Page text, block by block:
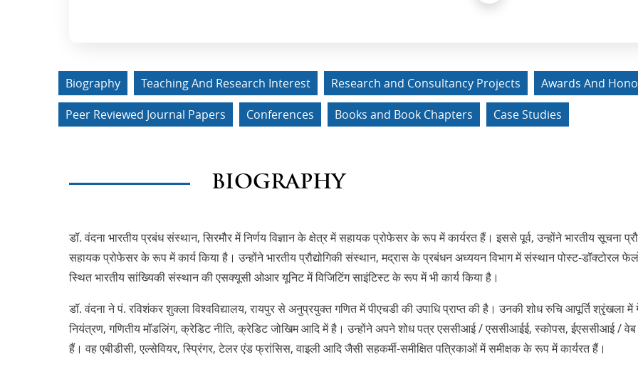
Biography Teaching And Research Interest Research and Consultancy Projects
Awards And
Peer Reviewed Journal Papers
Conferences Books and Book Chapters Case Studies
BIOGRAPHY
डॉ. वंदना भारतीय प्रबंध संस्थान, सिरमौर में निर्णय विज्ञान के क्षेत्र में सहायक प्रोफेसर के रूप में कार्यरत हैं। इससे पूर्व, उन्होंने भारतीय सूचना
सहायक प्रोफेसर के रूप में कार्य किया है। उन्होंने भारतीय प्रौद्योगिकी संस्थान, मद्रास के प्रबंधन अध्ययन विभाग में संस्थान पोस्ट-डॉक्टोरल
स्थित भारतीय सांख्यिकी संस्थान की एसक्यूसी ओआर यूनिट में विजिटिंग साइंटिस्ट के रूप में भी कार्य किया है।
डॉ. वंदना ने पं. रविशंकर शुक्ला विश्वविद्यालय, रायपुर से अनुप्रयुक्त गणित में पीएचडी की उपाधि प्राप्त की है। उनकी शोध रुचि आपूर्ति श्रृंखला
नियंत्रण, गणितीय मॉडलिंग, क्रेडिट नीति, क्रेडिट जोखिम आदि में है। उन्होंने अपने शोध पत्र एससीआई / एससीआईई, स्कोपस, ईएससीआई /
हैं। वह एबीडीसी, एल्सेवियर, स्प्रिंगर, टेलर एंड फ्रांसिस, वाइली आदि जैसी सहकर्मी-समीक्षित पत्रिकाओं में समीक्षक के रूप में कार्यरत हैं।